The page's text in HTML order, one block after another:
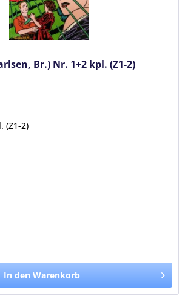
Br.) Nr. 1+2 kpl. (Z1-2)
(Z1-2)
In den Warenkorb